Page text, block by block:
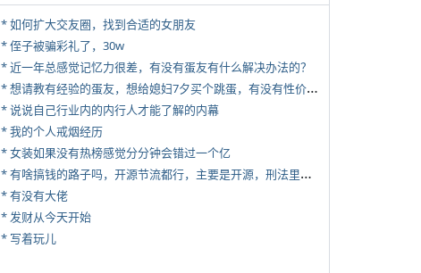
* 如何扩大交友圈，找到合适的女朋友
* 侄子被骗彩礼了，30w
* 近一年总感觉记忆力很差，有没有蛋友有什么解决办法的？
*
想请教有经验的蛋友，想给媳妇7夕买个跳蛋，有没有性价比高的推荐
* 说说自己行业内的内行人才能了解的内幕
* 我的个人戒烟经历
* 女装如果没有热榜感觉分分钟会错过一个亿
*
有啥搞钱的路子吗，开源节流都行，主要是开源，刑法里的咱不做
* 有没有大佬
* 发财从今天开始
* 写着玩儿